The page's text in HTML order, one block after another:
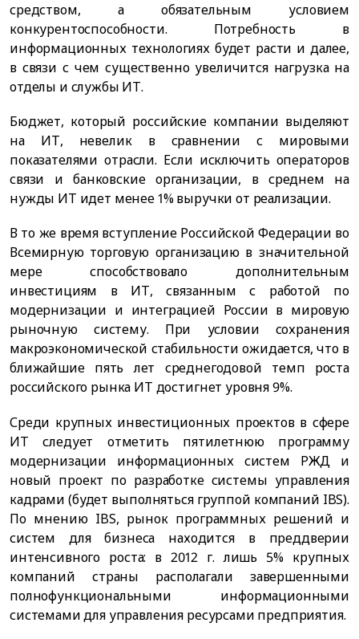
средством, а обязательным условием
конкурентоспособности. Потребность в
информационных технологиях будет расти и далее,
в связи с чем существенно увеличится нагрузка на
отделы и службы ИТ.
Бюджет, который российские компании выделяют
на ИТ, невелик в сравнении с мировыми
показателями отрасли. Если исключить операторов
связи и банковские организации, в среднем на
нужды ИТ идет менее 1% выручки от реализации.
В то же время вступление Российской Федерации во
Всемирную торговую организацию в значительной
мере способствовало дополнительным
инвестициям в ИТ, связанным с работой по
модернизации и интеграцией России в мировую
рыночную систему. При условии сохранения
макроэкономической стабильности ожидается, что в
ближайшие пять лет среднегодовой темп роста
российского рынка ИТ достигнет уровня 9%.
Среди крупных инвестиционных проектов в сфере
ИТ следует отметить пятилетнюю программу
модернизации информационных систем РЖД и
новый проект по разработке системы управления
кадрами (будет выполняться группой компаний IBS).
По мнению IBS, рынок программных решений и
систем для бизнеса находится в преддверии
интенсивного роста: в 2012 г. лишь 5% крупных
компаний страны располагали завершенными
полнофункциональными информационными
системами для управления ресурсами предприятия.